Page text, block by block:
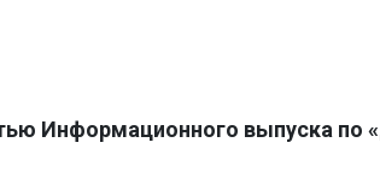
Информационного выпуска по